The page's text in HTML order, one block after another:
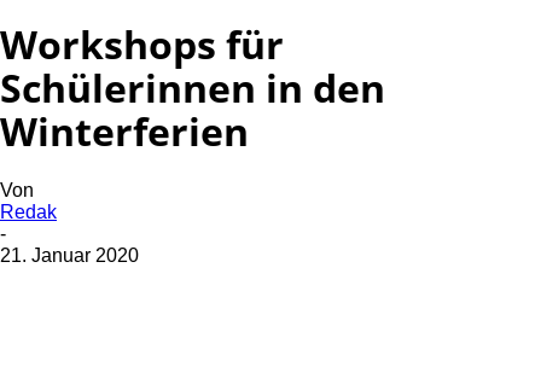
Workshops für
Schülerinnen in den
Winterferien
Von
Redak
-
21. Januar 2020